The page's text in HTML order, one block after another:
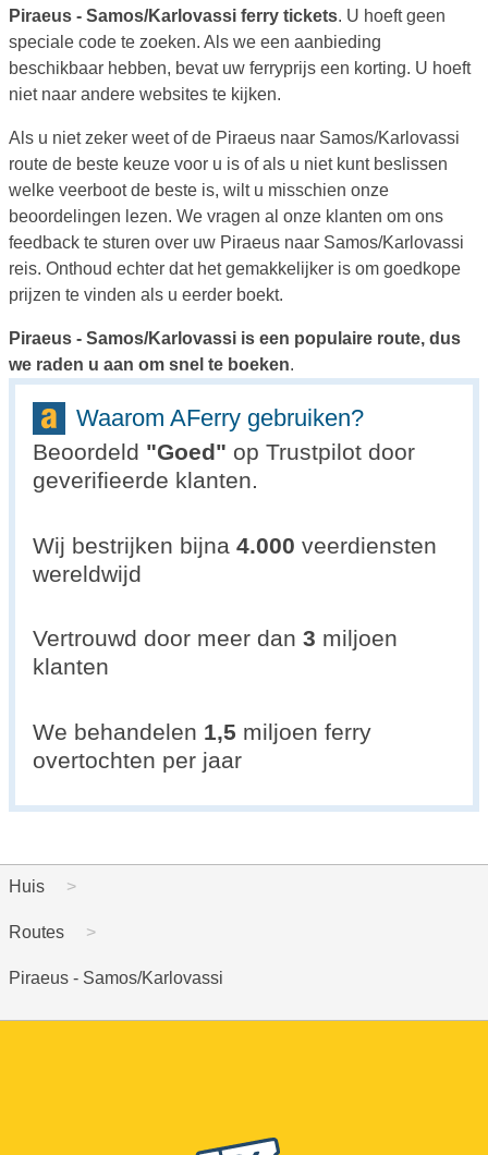
Piraeus - Samos/Karlovassi ferry tickets. U hoeft geen
speciale code te zoeken. Als we een aanbieding
beschikbaar hebben, bevat uw ferryprijs een korting. U hoeft
niet naar andere websites te kijken.
Als u niet zeker weet of de Piraeus naar Samos/Karlovassi
route de beste keuze voor u is of als u niet kunt beslissen
welke veerboot de beste is, wilt u misschien onze
beoordelingen lezen. We vragen al onze klanten om ons
feedback te sturen over uw Piraeus naar Samos/Karlovassi
reis. Onthoud echter dat het gemakkelijker is om goedkope
prijzen te vinden als u eerder boekt.
Piraeus - Samos/Karlovassi is een populaire route, dus
we raden u aan om snel te boeken.
Waarom AFerry gebruiken?
Beoordeld "Goed" op Trustpilot door
geverifieerde klanten.
Wij bestrijken bijna 4.000 veerdiensten
wereldwijd
Vertrouwd door meer dan 3 miljoen
klanten
We behandelen 1,5 miljoen ferry
overtochten per jaar
Huis
Routes
Piraeus - Samos/Karlovassi